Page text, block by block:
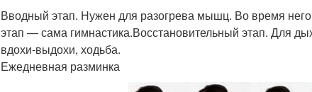
Вводный этап. Нужен для разогрева мышц. Во время
этап — сама гимнастика.Восстановительный этап. Для
вдохи-выдохи, ходьба.
Ежедневная разминка